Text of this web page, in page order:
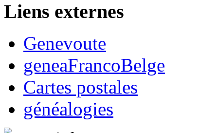
Liens externes
Genevoute
geneaFrancoBelge
Cartes postales
généalogies